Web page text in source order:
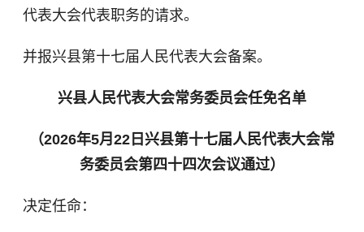
代表大会代表职务的请求。
并报兴县第十七届人民代表大会备案。
兴县人民代表大会常务委员会任免名单
（2026年5月22日兴县第十七届人民代表大会常
务委员会第四十四次会议通过）
决定任命：